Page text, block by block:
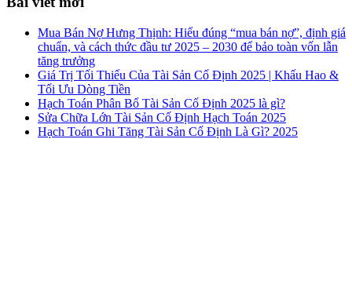
Mua Bán Nợ Hưng Thịnh: Hiểu đúng “mua bán nợ”, định giá
chuẩn, và cách thức đầu tư 2025 – 2030 để bảo toàn vốn lẫn
tăng trưởng
Giá Trị Tối Thiểu Của Tài Sản Cố Định 2025 | Khấu Hao &
Tối Ưu Dòng Tiền
Hạch Toán Phân Bổ Tài Sản Cố Định 2025 là gì?
Sửa Chữa Lớn Tài Sản Cố Định Hạch Toán 2025
Hạch Toán Ghi Tăng Tài Sản Cố Định Là Gì? 2025